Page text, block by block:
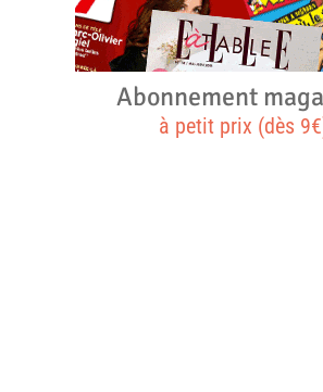
Abonnement
à petit prix (dès